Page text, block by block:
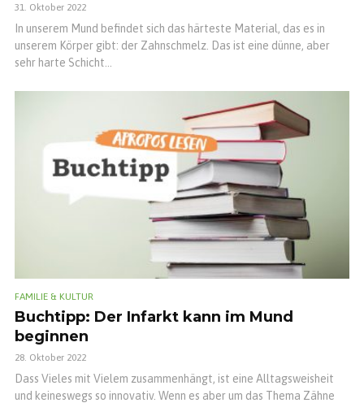
31. Oktober 2022
In unserem Mund befindet sich das härteste Material, das es in
unserem Körper gibt: der Zahnschmelz. Das ist eine dünne, aber
sehr harte Schicht...
FAMILIE & KULTUR
Buchtipp: Der Infarkt kann im Mund
beginnen
28. Oktober 2022
Dass Vieles mit Vielem zusammenhängt, ist eine Alltagsweisheit
und keineswegs so innovativ. Wenn es aber um das Thema Zähne